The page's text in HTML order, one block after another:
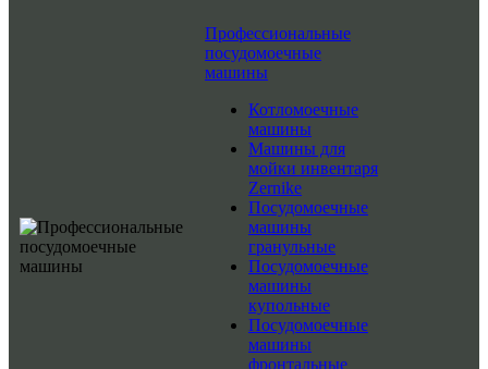
Профессиональные
посудомоечные
машины
Котломоечные
машины
Машины для
мойки инвентаря
Zernike
Посудомоечные
машины
гранульные
Посудомоечные
машины
купольные
Посудомоечные
машины
фронтальные